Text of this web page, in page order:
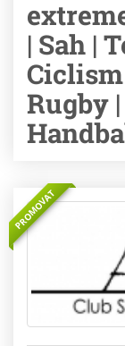
| Sah |
Rugby
PROMOVAT